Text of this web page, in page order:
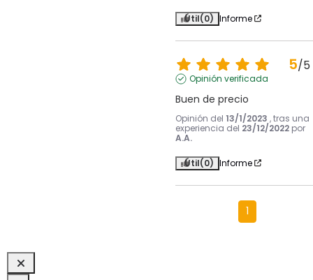
Útil(0) Informe
5/5
Opinión verificada
Buen de precio
Opinión del 13/1/2023 , tras una
experiencia del 23/12/2022 por
A.A.
Útil(0) Informe
1